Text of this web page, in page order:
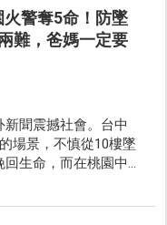
警奪5命！防墜
難，爸媽一定要
聞震撼社會。台中
場景，不慎從10樓墜
生命，而在桃園中